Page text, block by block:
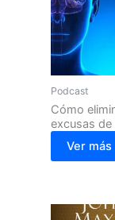
Podcast
Cómo
excusas
Ver más